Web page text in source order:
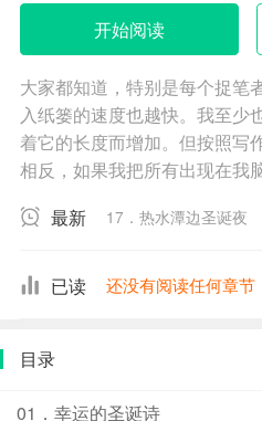
开始阅读
大家都知道，特别是每个捉笔
入纸篓的速度也越快。我至少
着它的长度而增加。但按照写
相反，如果我把所有出现在我
把它连同诗装进一个花三芬尼
票，贴在收信人地址的右上角
最新 17．热水潭边圣诞夜
已读 还没有阅读任何章节
目录
01．幸运的圣诞诗